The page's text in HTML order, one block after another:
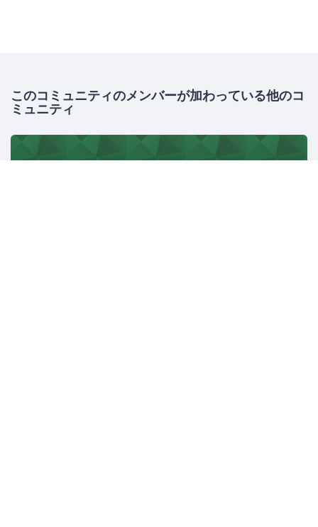
このコミュニティのメンバーが加わっている他のコ
ミュニティ